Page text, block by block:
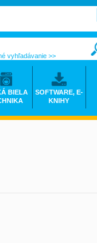
vyhľadávanie >>
BIELA
SOFTWARE, E-
KNIHY